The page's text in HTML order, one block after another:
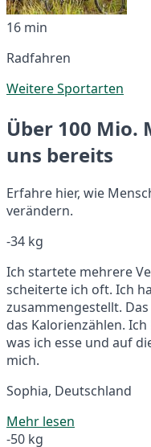
16 min
Radfahren
Weitere Sportarten
Über 100 Mio.
uns bereits
Erfahre hier, wie
verändern.
-34 kg
Ich startete mehrere
scheiterte ich oft. Ich
zusammengestellt.
das Kalorienzählen.
was ich esse und auf
mich.
Sophia, Deutschland
Mehr lesen
-50 kg